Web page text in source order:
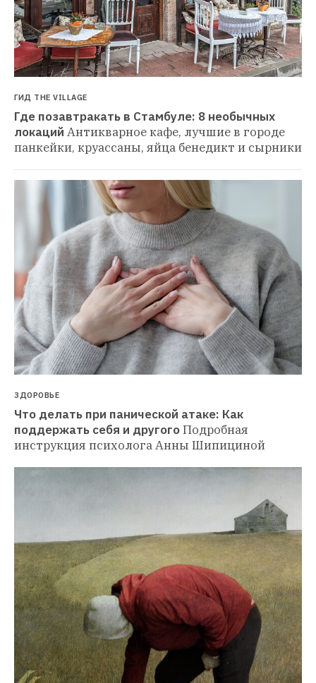
ГИД THE VILLAGE
Где позавтракать в Стамбуле: 8 необычных
локаций Антикварное кафе, лучшие в городе
панкейки, круассаны, яйца бенедикт и сырники
ЗДОРОВЬЕ
Что делать при панической атаке: Как
поддержать себя и другогоПодробная
инструкция психолога Анны Шипициной